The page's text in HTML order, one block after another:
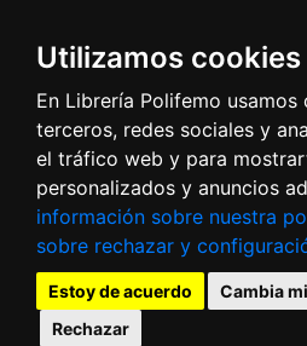
Utilizamos cookies
En Librería Polifemo
terceros, redes sociales y
el tráfico web y para
personalizados y anuncios
información sobre nuestra
sobre rechazar y
Estoy de acuerdo
Cambia
Rechazar